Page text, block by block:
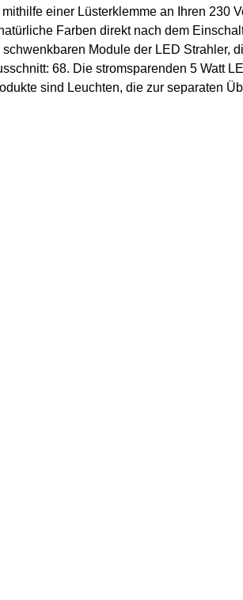
einer Lüsterklemme an Ihren 230
Farben direkt nach dem
Module der LED Strahler,
68. Die stromsparenden 5 Watt
sind Leuchten, die zur separaten